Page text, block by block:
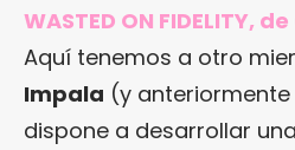
WASTED ON FIDELITY,
Aquí tenemos a otro
Impala (y anteriormente
dispone a desarrollar